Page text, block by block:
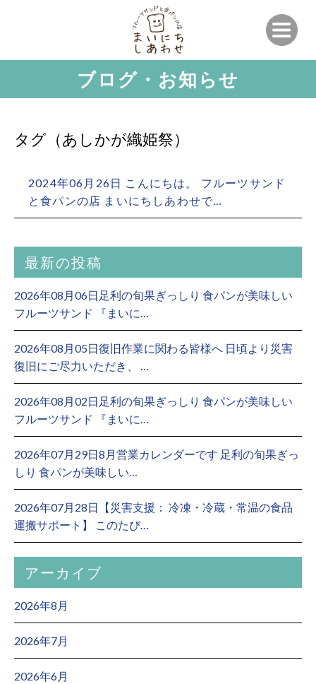
ブログ・お知らせ
タグ（あしかが織姫祭）
2024年06月26日 こんにちは。 フルーツサンド
と食パンの店 まいにちしあわせで…
最新の投稿
2026年08月06日足利の旬果ぎっしり 食パンが美味しい
フルーツサンド 『まいに…
2026年08月05日復旧作業に関わる皆様へ 日頃より災害
復旧にご尽力いただき、 …
2026年08月02日足利の旬果ぎっしり 食パンが美味しい
フルーツサンド 『まいに…
2026年07月29日8月営業カレンダーです 足利の旬果ぎっ
しり 食パンが美味しい…
2026年07月28日【災害支援： 冷凍・冷蔵・常温の食品
運搬サポート】 このたび…
アーカイブ
2026年8月
2026年7月
2026年6月